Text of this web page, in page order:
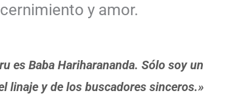
y amor.
es Baba Hariharananda. Sólo soy un
linaje y de los buscadores sinceros.»